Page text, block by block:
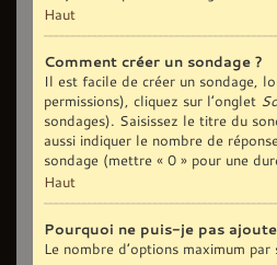
Haut
Comment créer un sondage ?
Il est facile de créer un sondage,
permissions), cliquez sur l’onglet
sondages). Saisissez le titre du
aussi indiquer le nombre de
sondage (mettre « 0 » pour une
Haut
Pourquoi ne puis-je pas
Le nombre d’options maximum